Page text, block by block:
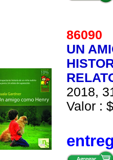
86090
UN
2018,
Valor :